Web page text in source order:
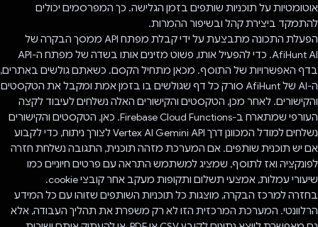
אוטומטיות על תוכניות שותפים בזמן הגלישה. כך המפרסמים יכולים
להתמקד ביצירת קהל ובשיפור ההמרות.
הפעלת התכונה מתבצעת על ידי קבלת מפתח API ממסך הבקרה של
AfiHunt AI. כדי להפעיל אותו, פשוט מזינים אותו בשדה של מפתח ה-API
בדף האפשרויות של התוסף. מכאן מתחיל הקסם. כשאתם גולשים באתרים,
ה-AI של AfiHunt סורק כל דף שגולשים בו בזמן אמת ומקבל את הטקסטים
והקישורים. לאחר מכן, הטקסטים והקישורים האלה נשלחים לעיבוד לקצה
העורפי שמתארח ב-Firebase Cloud Functions. כאן, הטקסטים והקישורים
נשלחים למודל המכוונן דרך Vertex AI Gemini API לצורך ניתוח, כדי לקבוע
אם יש תוכנית שותפים. אם המערכת מזהה תוכנית, התגובה נשלחת חזרה
לפונקציה ואז לתוסף, שמציג למשתמש התראה עם פרטים חיוניים כמו
שיעורי עמלות, אמצעי תשלום ותקופות מעקב אחר קובצי cookie.
בחזרה למרכז הבקרה, מוצגות כל תוכניות השותפים שזוהו עם כל המידע
הרלוונטי. המערכת המרכזית הזו לא רק משפרת את תהליך העבודה, אלא